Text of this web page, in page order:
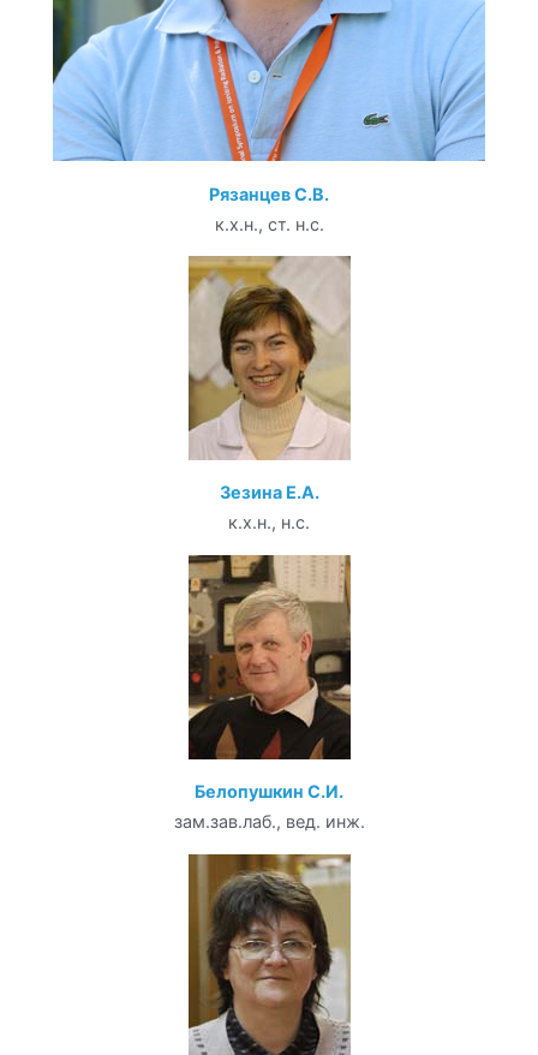
Рязанцев С.В.
к.х.н., ст. н.с.
Зезина Е.А.
к.х.н., н.с.
Белопушкин С.И.
зам.зав.лаб., вед. инж.